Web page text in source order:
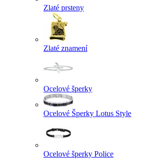
Zlaté prsteny
Zlaté znamení
Ocelové šperky
Ocelové Šperky Lotus Style
Ocelové šperky Police